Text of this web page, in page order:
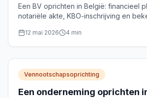
Een BV oprichten in België: financieel
notariële akte, KBO-inschrijving en
stap.12 mai 2026 4 min
Vennootschapsoprichting
Een onderneming oprichten